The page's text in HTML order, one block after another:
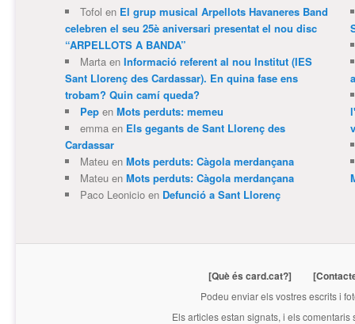
Tofol en El grup musical Arpellots Havaneres Band
celebren el seu 25è aniversari presentat el nou disc
“ARPELLOTS A BANDA”
Martaen Informació referent al nou Institut (IES
Sant Llorenç des Cardassar). En quina fase ens
trobam? Quin camí queda?
Pepen Mots perduts: memeu
emmaen Els gegants de Sant Llorenç des
Cardassar
Mateuen Mots perduts: Càgola merdançana
Mateuen Mots perduts: Càgola merdançana
Paco Leonicioen Defunció a Sant Llorenç
[Què és card.cat?]
Podeu enviar els vostres escrits i
Els articles estan signats, i els